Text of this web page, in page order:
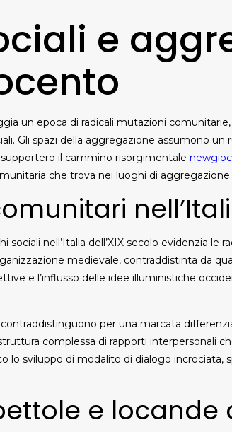
e
un epoca di radicali mutazioni
Gli spazi della aggregazione assumono
il cammino risorgimentale
che trova nei luoghi di
sociali nell’Italia dell’XIX secolo evidenzia
medievale, contraddistinta da
e l’influsso delle idee illuministiche
contraddistinguono per una marcata
complessa di rapporti interpersonali
lo sviluppo di modalito di dialogo
e locande